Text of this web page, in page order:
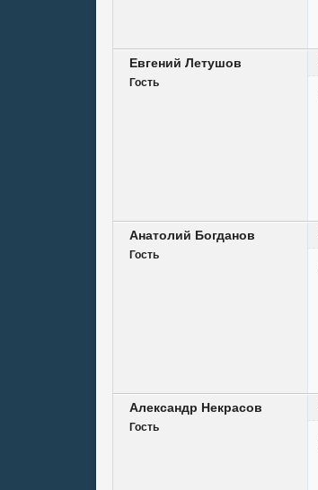
Евгений Летушов
Гость
Анатолий Богданов
Гость
Александр Некрасов
Гость